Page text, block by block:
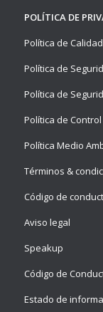
POLÍTICA DE
Política de Calidad
Política de
Política de
Política de
Política Medio
Términos &
Código de
Aviso legal
Speakup
Código de
Estado de